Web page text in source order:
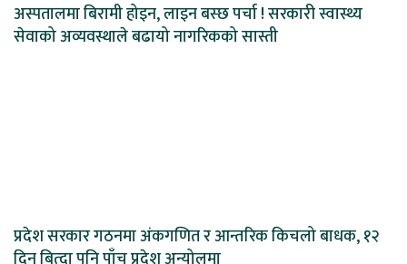
अस्पतालमा बिरामी होइन, लाइन बस्छ पर्चा ! सरकारी स्वास्थ्य
सेवाको अव्यवस्थाले बढायो नागरिकको सास्ती
प्रदेश सरकार गठनमा अंकगणित र आन्तरिक किचलो बाधक, १२